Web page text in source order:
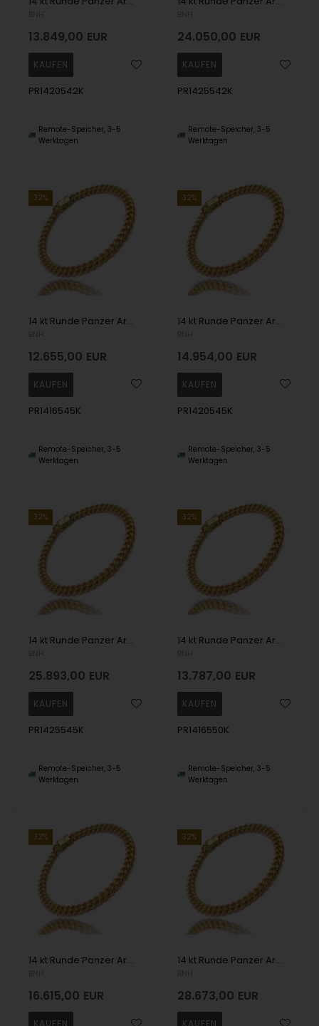
13.849,00 EUR
PR1420542K
Remote-Speicher, 3-5
Werktagen
24.050,00 EUR
PR1425542K
Remote-Speicher, 3-5
Werktagen
32%
14 kt Runde Panzer Armbänder und Halsketten von Danske BNH
12.655,00 EUR
PR1416545K
Remote-Speicher, 3-5
Werktagen
32%
14 kt Runde Panzer Armbänder und Halsketten von Danske BNH
14.954,00 EUR
PR1420545K
Remote-Speicher, 3-5
Werktagen
32%
14 kt Runde Panzer Armbänder und Halsketten von Danske BNH
25.893,00 EUR
PR1425545K
Remote-Speicher, 3-5
Werktagen
32%
14 kt Runde Panzer Armbänder und Halsketten von Danske BNH
13.787,00 EUR
PR1416550K
Remote-Speicher, 3-5
Werktagen
32%
14 kt Runde Panzer Armbänder und Halsketten von Danske BNH
16.615,00 EUR
32%
14 kt Runde Panzer Armbänder und Halsketten von Danske BNH
28.673,00 EUR